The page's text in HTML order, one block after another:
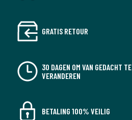
GRATIS RETOUR
30 DAGEN OM VAN GEDACHT TE
VERANDEREN
BETALING 100% VEILIG